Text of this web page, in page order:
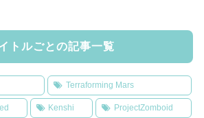
トルごとの記事一覧
Terraforming Mars
Kenshi ProjectZomboid